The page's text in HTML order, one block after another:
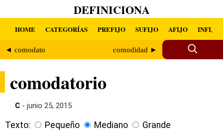
DEFINICIONA
HOME CATEGORÍAS PREFIJO SUFIJO AFIJO INFIJO
◄ comodato comodidad ►
comodatorio
C - junio 25, 2015
Texto: Pequeño Mediano Grande